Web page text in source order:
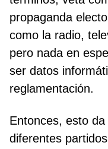
propaganda
como la radio,
pero nada en
ser datos
reglamentación.
Entonces, esto
diferentes